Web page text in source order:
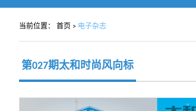
当前位置： 首页 > 电子杂志
第027期太和时尚风向标